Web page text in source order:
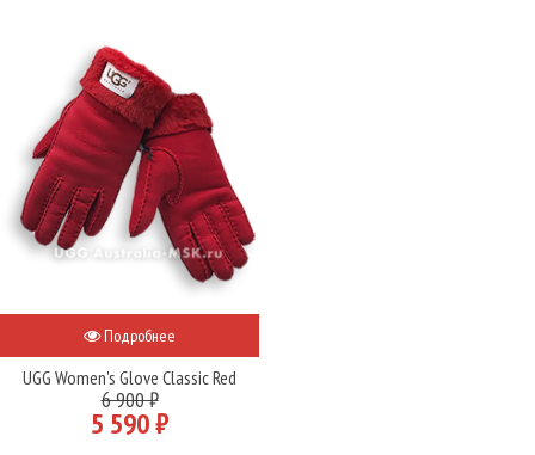
Подробнее
UGG Women's Glove Classic Red
6 900 ₽
5 590 ₽